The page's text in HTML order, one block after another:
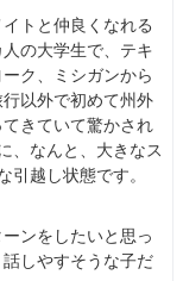
トと仲良くなれる
の大学生で、テキ
ク、ミシガンから
以外で初めて州外
きていて驚かされ
、なんと、大きなス
引越し状態です。
ンをしたいと思っ
しやすそうな子だ